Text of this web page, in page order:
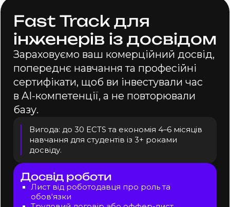
Fast Track для
інженерів із досвідом
Зараховуємо ваш комерційний досвід,
попереднє навчання та професійні
сертифікати, щоб ви інвестували час
в AI-компетенції, а не повторювали
базу.
Вигода: до 30 ECTS та економія 4–6 місяців
навчання для студентів із 3+ роками
досвіду.
Досвід роботи
Лист від роботодавця про роль та
обов'язки